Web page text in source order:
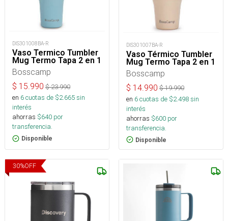
DIS301008BA-R
Vaso Termico Tumbler
Mug Termo Tapa 2 en 1
Bosscamp
$ 15.990 $23.990
en 6cuotas de $2.665sin
interés
ahorras $640 por
transferencia.
Disponible
DIS301007BA-R
Vaso Térmico Tumbler
Mug Termo Tapa 2 en 1
Bosscamp
$ 14.990 $19.990
en 6cuotas de $2.498sin
interés
ahorras $600 por
transferencia.
Disponible
30%OFF